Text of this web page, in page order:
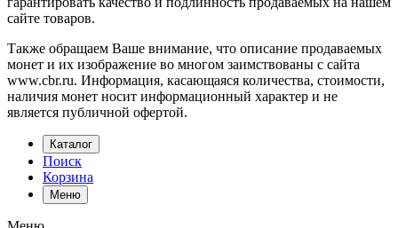
сайте товаров.
Также обращаем Ваше внимание, что описание продаваемых
монет и их изображение во многом заимствованы с сайта
www.cbr.ru. Информация, касающаяся количества, стоимости,
наличия монет носит информационный характер и не
является публичной офертой.
Каталог
Поиск
Корзина
Меню